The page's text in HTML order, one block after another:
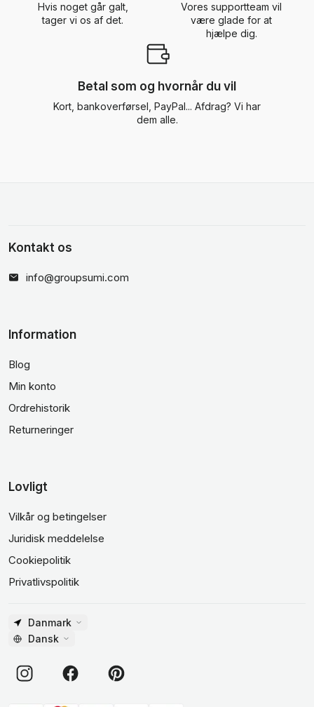
Hvis noget går galt,
tager vi os af det.
Vores supportteam vil
være glade for at
hjælpe dig.
Betal som og hvornår du vil
Kort, bankoverførsel, PayPal... Afdrag? Vi har
dem alle.
Kontakt os
info@groupsumi.com
Information
Blog
Min konto
Ordrehistorik
Returneringer
Lovligt
Vilkår og betingelser
Juridisk meddelelse
Cookiepolitik
Privatlivspolitik
Danmark
Dansk